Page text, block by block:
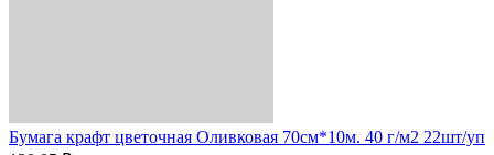
Бумага крафт цветочная Оливковая 70см*10м. 40 г/м2 22шт/уп